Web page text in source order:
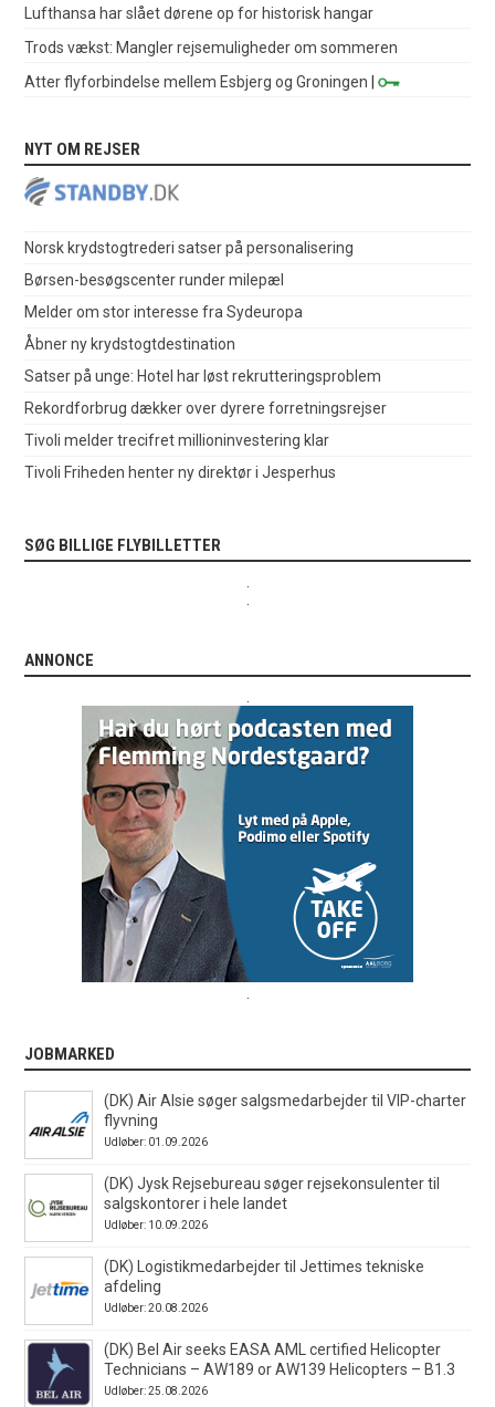
Lufthansa har slået dørene op for historisk hangar
Trods vækst: Mangler rejsemuligheder om sommeren
Atter flyforbindelse mellem Esbjerg og Groningen |
NYT OM REJSER
Norsk krydstogtrederi satser på personalisering
Børsen-besøgscenter runder milepæl
Melder om stor interesse fra Sydeuropa
Åbner ny krydstogtdestination
Satser på unge: Hotel har løst rekrutteringsproblem
Rekordforbrug dækker over dyrere forretningsrejser
Tivoli melder trecifret millioninvestering klar
Tivoli Friheden henter ny direktør i Jesperhus
SØG BILLIGE FLYBILLETTER
ANNONCE
JOBMARKED
(DK) Air Alsie søger salgsmedarbejder til VIP-charter
flyvning
Udløber: 01.09.2026
(DK) Jysk Rejsebureau søger rejsekonsulenter til
salgskontorer i hele landet
Udløber: 10.09.2026
(DK) Logistikmedarbejder til Jettimes tekniske
afdeling
Udløber: 20.08.2026
(DK) Bel Air seeks EASA AML certified Helicopter
Technicians – AW189 or AW139 Helicopters – B1.3
Udløber: 25.08.2026